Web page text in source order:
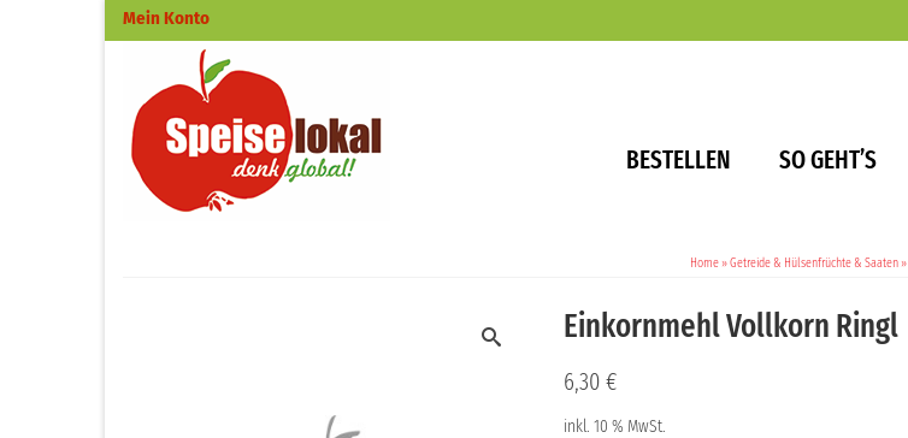
Mein Konto
BESTELLEN SO GEHT’S
Home » Getreide & Hülsenfrüchte & Saaten »
Einkornmehl Vollkorn Ringl
6,30 €
inkl. 10 % MwSt.